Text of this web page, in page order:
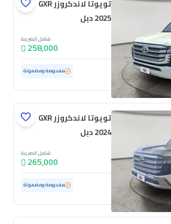
تويوتا لاندكروزر GXR
2025 دبل
شامل الضريبة
258,000
ممشى قليل مفحوصة ومضمونة
تويوتا لاندكروزر GXR
2024 دبل
شامل الضريبة
265,000
ممشى قليل مفحوصة ومضمونة